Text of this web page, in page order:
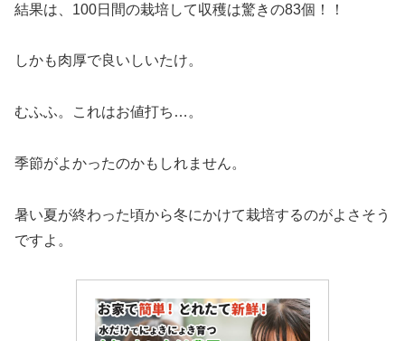
結果は、100日間の栽培して収穫は驚きの83個！！
しかも肉厚で良いしいたけ。
むふふ。これはお値打ち…。
季節がよかったのかもしれません。
暑い夏が終わった頃から冬にかけて栽培するのがよさそう
ですよ。